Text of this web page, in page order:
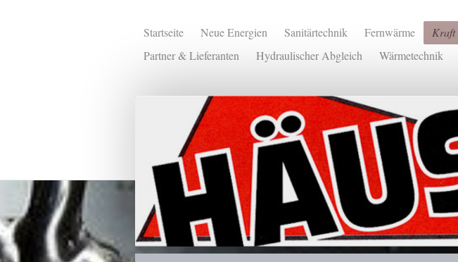
Startseite Neue Energien Sanitärtechnik Fernwärme Kraft
Partner & Lieferanten
Hydraulischer Abgleich Wärmetechnik